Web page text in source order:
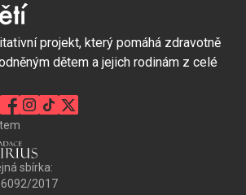
projekt, který pomáhá zdravotně
dětem a jejich rodinám z celé
sbírka:
2017